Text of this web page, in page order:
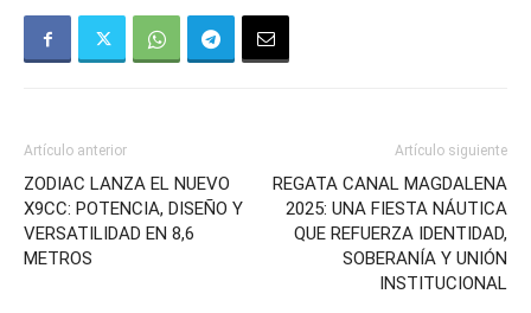
Artículo anterior
ZODIAC LANZA EL NUEVO
X9CC: POTENCIA, DISEÑO Y
VERSATILIDAD EN 8,6
METROS
Artículo siguiente
REGATA CANAL MAGDALENA
2025: UNA FIESTA NÁUTICA
QUE REFUERZA IDENTIDAD,
SOBERANÍA Y UNIÓN
INSTITUCIONAL